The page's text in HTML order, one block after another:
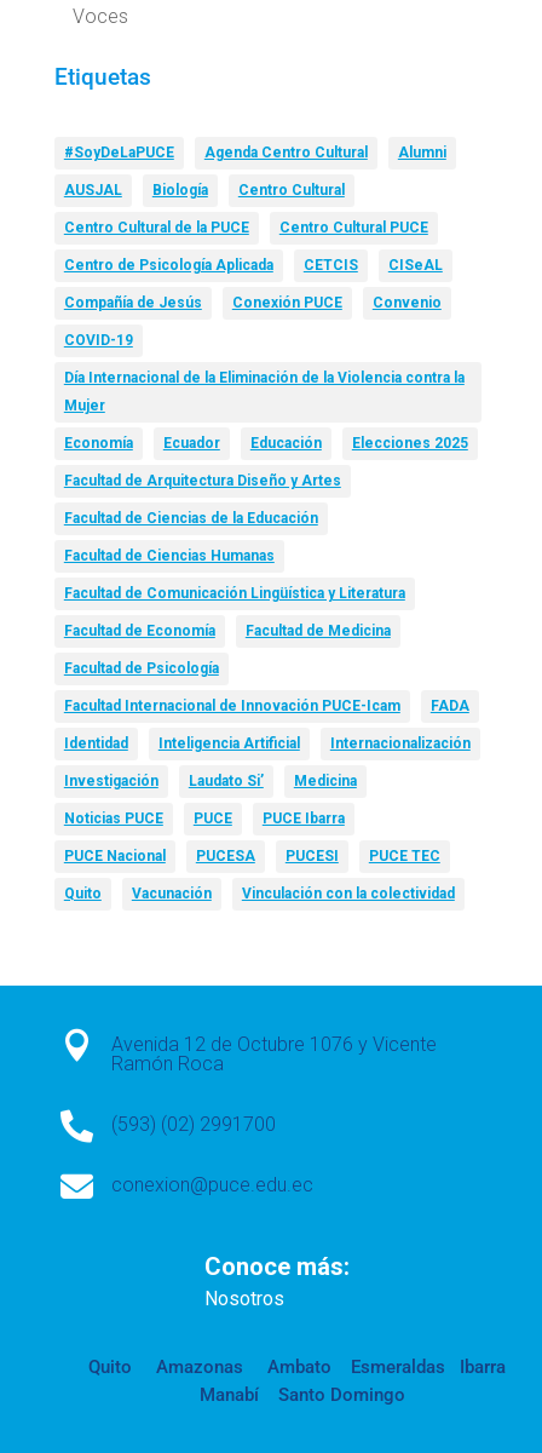
Voces
Etiquetas
#SoyDeLaPUCE Agenda Centro Cultural Alumni
AUSJAL Biología Centro Cultural
Centro Cultural de la PUCE Centro Cultural PUCE
Centro de Psicología Aplicada CETCIS CISeAL
Compañía de Jesús Conexión PUCE Convenio
COVID-19
Día Internacional de la Eliminación de la Violencia contra la
Mujer
Economía Ecuador Educación Elecciones 2025
Facultad de Arquitectura Diseño y Artes
Facultad de Ciencias de la Educación
Facultad de Ciencias Humanas
Facultad de Comunicación Lingüística y Literatura
Facultad de Economía Facultad de Medicina
Facultad de Psicología
Facultad Internacional de Innovación PUCE-Icam FADA
Identidad Inteligencia Artificial Internacionalización
Investigación Laudato Si’ Medicina
Noticias PUCE PUCE PUCE Ibarra
PUCE Nacional PUCESA PUCESI PUCE TEC
Quito Vacunación Vinculación con la colectividad

Avenida 12 de Octubre 1076 y Vicente
Ramón Roca
 (593) (02) 2991700
 conexion@puce.edu.ec
Conoce más:
Nosotros
Quito Amazonas Ambato Esmeraldas
Ibarra
Manabí
Santo Domingo